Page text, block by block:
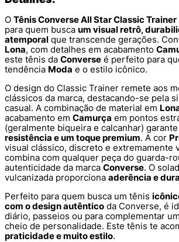
O Tênis Converse All Star Classic Trainer
para quem busca um visual retrô,
atemporal que transcende gerações.
Lona, com detalhes em acabamento
este tênis da Converse é perfeito para
tendência Moda e o estilo icônico.
O design do Classic Trainer remete aos
clássicos da marca, destacando-se pela
casual. A combinação de material em
acabamento em Camurça em pontos
(geralmente biqueira e calcanhar) garante
resistência e um toque premium. A cor
visual clássico, discreto e extremamente
combina com qualquer peça do guarda-
autenticidade da marca Converse. O
vulcanizada proporciona aderência e
Perfeito para quem busca um tênis
com o design autêntico da Converse, é
diário, passeios ou para complementar
cheio de personalidade. Este tênis te
praticidade e muito estilo.